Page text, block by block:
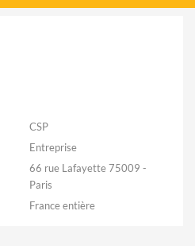
CSP
Entreprise
66 rue Lafayette 75009 -
Paris